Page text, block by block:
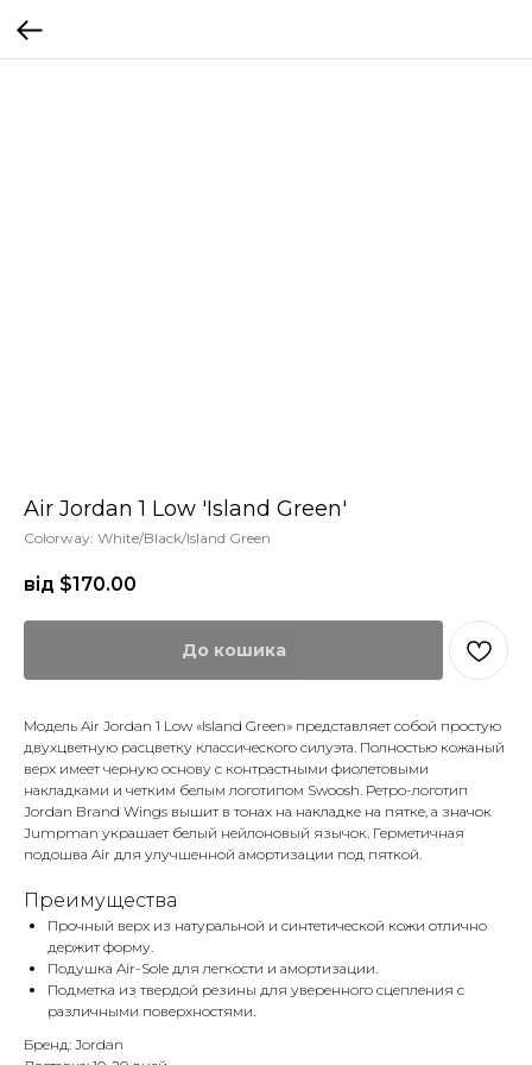
Air Jordan 1 Low 'Island Green'
Colorway: White/Black/Island Green
від $170.00
До кошика
Модель Air Jordan 1 Low «Island Green» представляет собой простую
двухцветную расцветку классического силуэта. Полностью кожаный
верх имеет черную основу с контрастными фиолетовыми
накладками и четким белым логотипом Swoosh. Ретро-логотип
Jordan Brand Wings вышит в тонах на накладке на пятке, а значок
Jumpman украшает белый нейлоновый язычок. Герметичная
подошва Air для улучшенной амортизации под пяткой.
Преимущества
Прочный верх из натуральной и синтетической кожи отлично
держит форму.
Подушка Air-Sole для легкости и амортизации.
Подметка из твердой резины для уверенного сцепления с
различными поверхностями.
Бренд: Jordan